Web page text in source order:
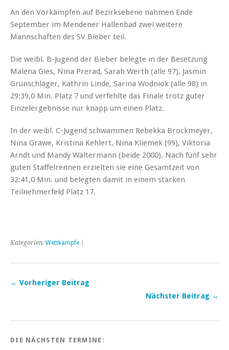
An den Vorkämpfen auf Bezirksebene nahmen Ende
September im Mendener Hallenbad zwei weitere
Mannschaften des SV Bieber teil.
Die weibl. B-Jugend der Bieber belegte in der Besetzung
Malena Gies, Nina Prerad, Sarah Werth (alle 97), Jasmin
Grünschläger, Kathrin Linde, Sarina Wodniok (alle 98) in
29:39,0 Min. Platz 7 und verfehlte das Finale trotz guter
Einzelergebnisse nur knapp um einen Platz.
In der weibl. C-Jugend schwammen Rebekka Brockmeyer,
Nina Gräwe, Kristina Kehlert, Nina Kliemek (99), Viktoria
Arndt und Mandy Wältermann (beide 2000). Nach fünf sehr
guten Staffelrennen erzielten sie eine Gesamtzeit von
32:41,0 Min. und belegten damit in einem starken
Teilnehmerfeld Platz 17.
Kategorien: Wettkämpfe
← Vorheriger Beitrag
Nächster Beitrag →
DIE NÄCHSTEN TERMINE: